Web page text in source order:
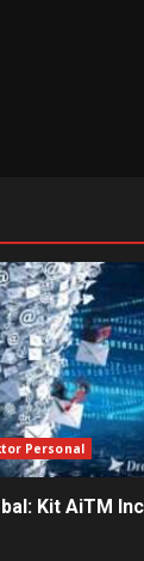
Personal
Kit AiTM